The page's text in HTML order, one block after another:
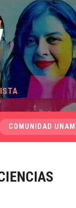
COMUNIDAD UNAM